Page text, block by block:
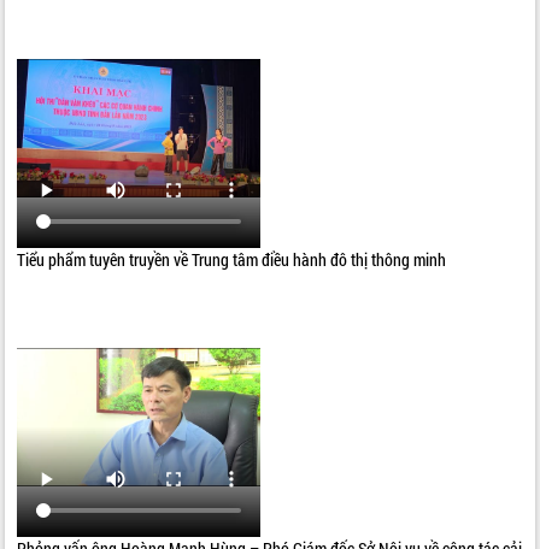
Tiểu phẩm tuyên truyền về Trung tâm điều hành đô thị thông minh